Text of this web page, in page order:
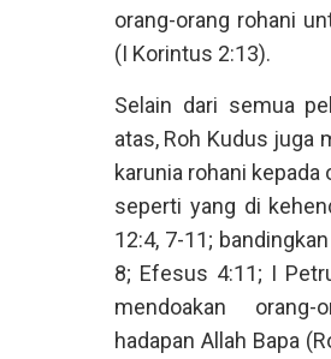
orang-orang rohani
(I Korintus 2:13).
Selain dari semua
atas, Roh Kudus juga
karunia rohani kepada
seperti yang di
12:4, 7-11;
8; Efesus 4:11; I
mendoakan
hadapan Allah Bapa